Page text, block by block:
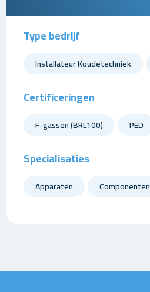
Type bedrijf
Installateur Koudetechniek
Certificeringen
F-gassen (BRL100) PED
Specialisaties
Apparaten Componenten